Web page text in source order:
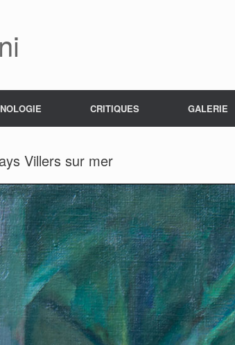
CRITIQUES GALERIE
Villers sur mer